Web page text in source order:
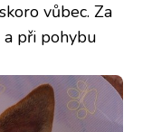
vůbec. Za
při pohybu